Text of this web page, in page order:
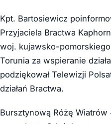
Kpt. Bartosiewicz
Przyjaciela Bractwa
woj. kujawsko-
Torunia za wspieranie
podziękował Telewizji
działań Bractwa.
Bursztynową Różę Wiatrów